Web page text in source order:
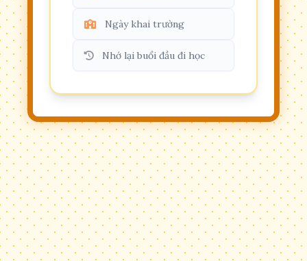
Ngày khai trường
Nhớ lại buổi đầu đi học